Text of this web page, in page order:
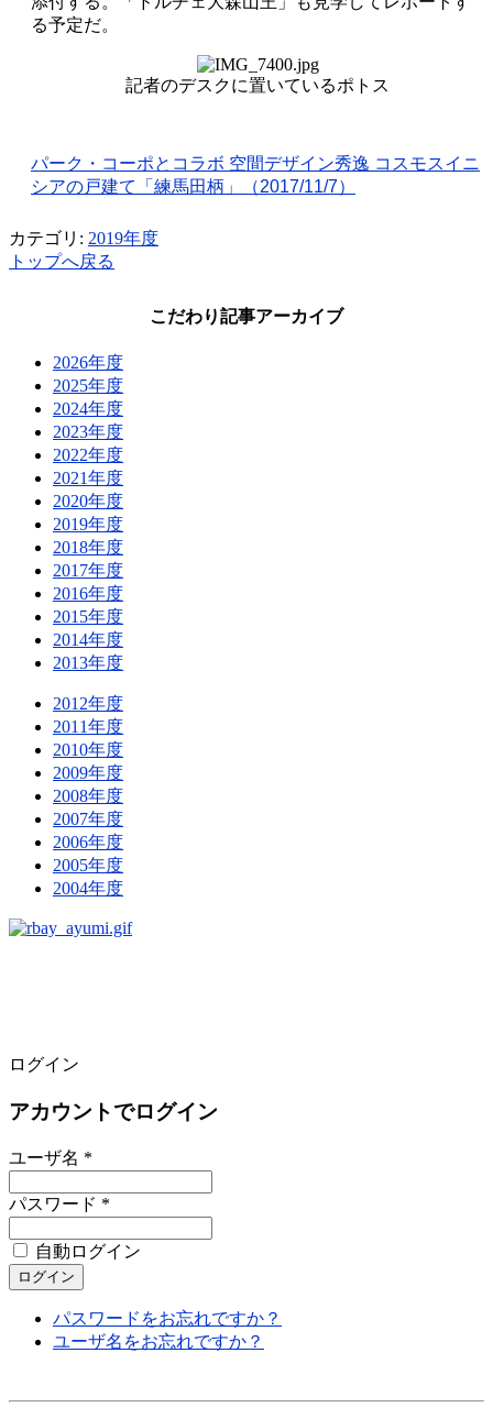
る予定だ。
記者のデスクに置いているポトス
パーク・コーポとコラボ 空間デザイン秀逸 コスモスイニ
シアの戸建て「練馬田柄」（2017/11/7）
カテゴリ: 2019年度
トップへ戻る
こだわり記事アーカイブ
2026年度
2025年度
2024年度
2023年度
2022年度
2021年度
2020年度
2019年度
2018年度
2017年度
2016年度
2015年度
2014年度
2013年度
2012年度
2011年度
2010年度
2009年度
2008年度
2007年度
2006年度
2005年度
2004年度
ログイン
アカウントでログイン
ユーザ名 *
パスワード *
自動ログイン
パスワードをお忘れですか？
ユーザ名をお忘れですか？